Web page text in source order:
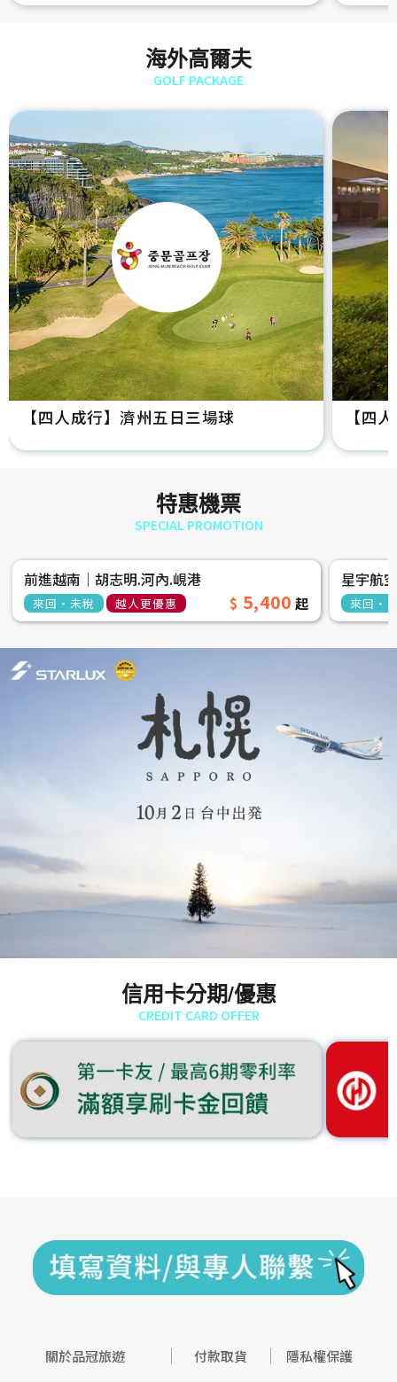
海外高爾夫
GOLF PACKAGE
【四人成行】濟州五日三場球 【四
特惠機票
SPECIAL PROMOTION
前進越南│胡志明.河內.峴港
來回‧未稅 越人更優惠 5,400
星宇航
來回‧
信用卡分期/優惠
CREDIT CARD OFFER
關於品冠旅遊 付款取貨
隱私權保護